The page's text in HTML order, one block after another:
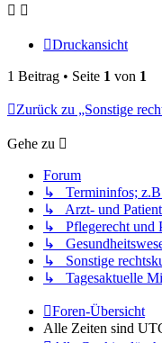
Druckansicht
1 Beitrag • Seite 1 von 1
Zurück zu „Sonstige
Gehe zu
Forum
↳ Termininfos;
↳ Arzt- und
↳ Pflegerecht und
↳
↳ Sonstige
↳ Tagesaktuelle
Foren-Übersicht
Alle Zeiten sind